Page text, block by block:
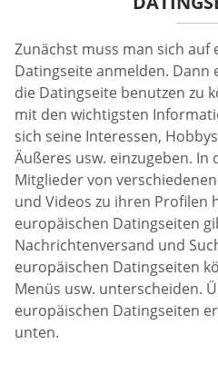
Zunächst muss man sich auf
Datingseite anmelden.
die Datingseite benutzen zu
mit den wichtigsten
sich seine Interessen,
Äußeres usw. einzugeben. In
Mitglieder von
und Videos zu ihren Profilen
europäischen Datingseiten
Nachrichtenversand und
europäischen Datingseiten
Menüs usw. unterscheiden.
europäischen Datingseiten
unten.